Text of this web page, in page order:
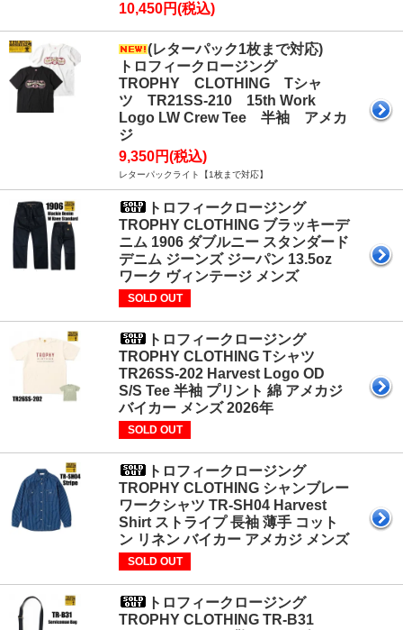
10,450円(税込)
(レターパック1枚まで対応)
トロフィークロージング
TROPHY CLOTHING Tシャ
ツ TR21SS-210 15th Work
Logo LW Crew Tee 半袖 アメカ
ジ
9,350円(税込)
レターパックライト【1枚まで対応】
トロフィークロージング
TROPHY CLOTHING ブラッキーデ
ニム 1906 ダブルニー スタンダード
デニム ジーンズ ジーパン 13.5oz
ワーク ヴィンテージ メンズ
SOLD OUT
トロフィークロージング
TROPHY CLOTHING Tシャツ
TR26SS-202 Harvest Logo OD
S/S Tee 半袖 プリント 綿 アメカジ
バイカー メンズ 2026年
SOLD OUT
トロフィークロージング
TROPHY CLOTHING シャンブレー
ワークシャツ TR-SH04 Harvest
Shirt ストライプ 長袖 薄手 コット
ン リネン バイカー アメカジ メンズ
SOLD OUT
トロフィークロージング
TROPHY CLOTHING TR-B31